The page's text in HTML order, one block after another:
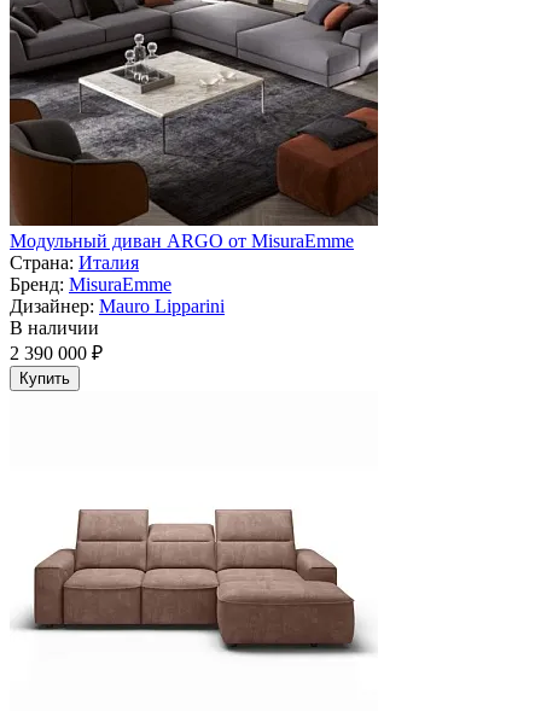
Модульный диван ARGO от MisuraEmme
Страна: Италия
Бренд: MisuraEmme
Дизайнер: Mauro Lipparini
В наличии
2 390 000 ₽
Купить